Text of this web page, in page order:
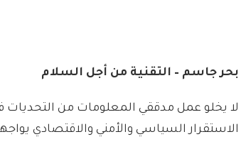
بحر جاسم – التقنية من أجل السلام
لا يخلو عمل مدققي المعلومات من التحديات
الاستقرار السياسي والأمني والاقتصادي